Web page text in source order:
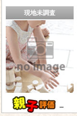
現地未調査
－